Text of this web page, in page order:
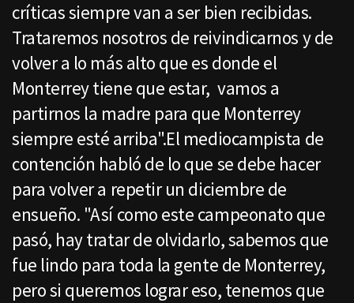
críticas siempre van a ser bien recibidas.
Trataremos nosotros de reivindicarnos y de
volver a lo más alto que es donde el
Monterrey tiene que estar, vamos a
partirnos la madre para que Monterrey
siempre esté arriba".El mediocampista de
contención habló de lo que se debe hacer
para volver a repetir un diciembre de
ensueño. "Así como este campeonato que
pasó, hay tratar de olvidarlo, sabemos que
fue lindo para toda la gente de Monterrey,
pero si queremos lograr eso, tenemos que